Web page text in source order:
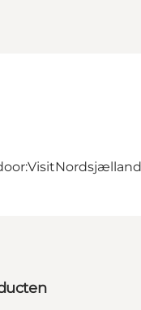
VisitNordsjælland